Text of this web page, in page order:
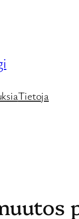
Tietoja